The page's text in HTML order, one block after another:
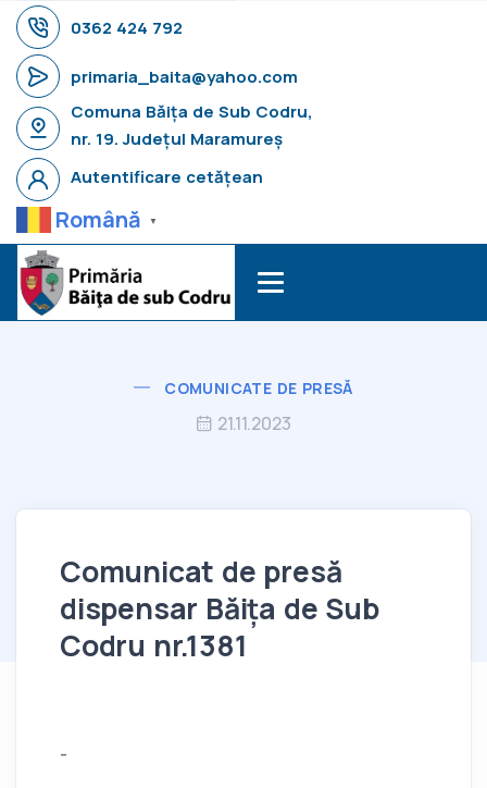
0362 424 792
primaria_baita@yahoo.com
Comuna Băița de Sub Codru,
nr. 19. Județul Maramureș
Autentificare cetățean
Română ▼
COMUNICATE DE PRESĂ
21.11.2023
Comunicat de presă
dispensar Băița de Sub
Codru nr.1381
-